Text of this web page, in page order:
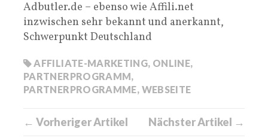
Adbutler.de – ebenso wie Affili.net
inzwischen sehr bekannt und anerkannt,
Schwerpunkt Deutschland
AFFILIATE-MARKETING, ONLINE,
PARTNERPROGRAMM,
PARTNERPROGRAMME, WEBSEITE
← Vorheriger Artikel Nächster Artikel →